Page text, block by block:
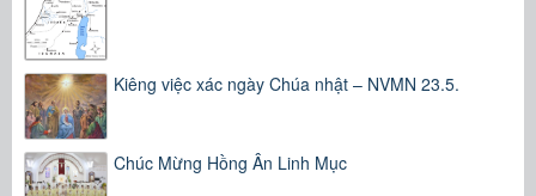
Kiêng việc xác ngày Chúa nhật – NVMN 23.5.
Chúc Mừng Hồng Ân Linh Mục